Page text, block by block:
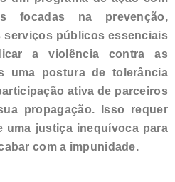
focadas na prevenção,
serviços públicos essenciais
a violência contra as
uma postura de tolerância
ativa de parceiros
propagação. Isso requer
uma justiça inequívoca para
com a impunidade.